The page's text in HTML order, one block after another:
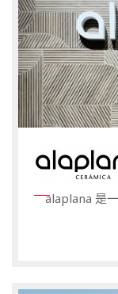
alaplana 是